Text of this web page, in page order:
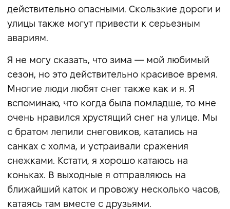
действительно опасными. Скользкие дороги и
улицы также могут привести к серьезным
авариям.
Я не могу сказать, что зима — мой любимый
сезон, но это действительно красивое время.
Многие люди любят снег также как и я. Я
вспоминаю, что когда была помладше, то мне
очень нравился хрустящий снег на улице. Мы
с братом лепили снеговиков, катались на
санках с холма, и устраивали сражения
снежками. Кстати, я хорошо катаюсь на
коньках. В выходные я отправляюсь на
ближайший каток и провожу несколько часов,
катаясь там вместе с друзьями.